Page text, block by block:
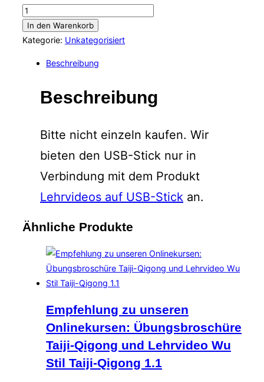
USB-
Stick
Menge
In den Warenkorb
Kategorie: Unkategorisiert
Beschreibung
Beschreibung
Bitte nicht einzeln kaufen. Wir
bieten den USB-Stick nur in
Verbindung mit dem Produkt
Lehrvideos auf USB-Stick an.
Ähnliche Produkte
Empfehlung zu unseren
Onlinekursen: Übungsbroschüre
Taiji-Qigong und Lehrvideo Wu
Stil Taiji-Qigong 1.1